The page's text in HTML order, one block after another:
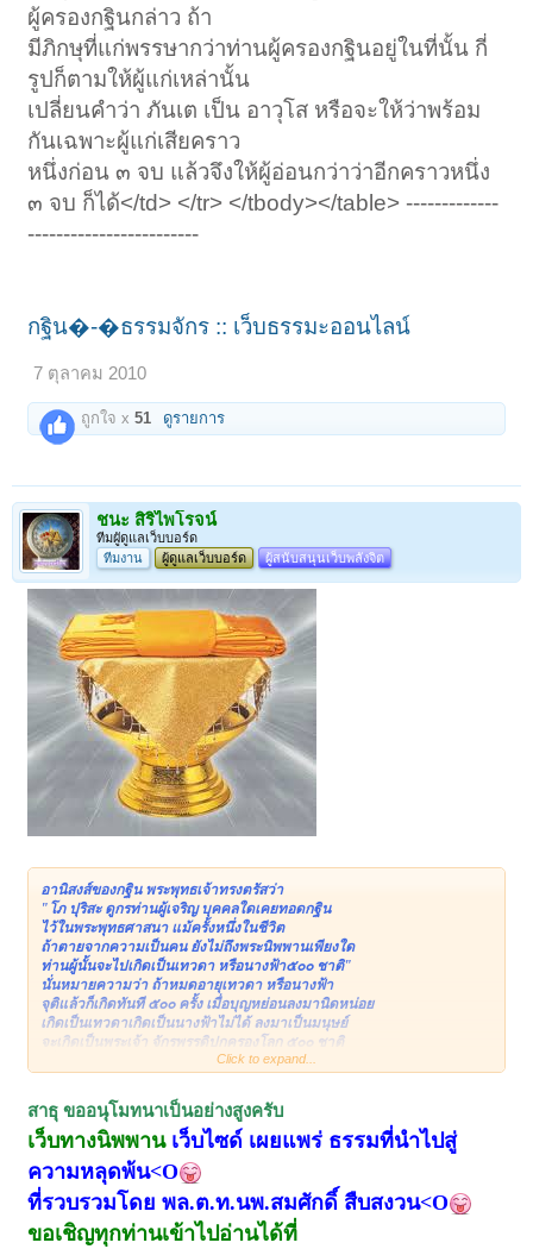
ผู้ครองกฐินกล่าว ถ้า
มีภิกษุที่แก่พรรษากว่าท่านผู้ครองกฐินอยู่ในที่นั้น กี่
รูปก็ตามให้ผู้แก่เหล่านั้น
เปลี่ยนคำว่า ภันเต เป็น อาวุโส หรือจะให้ว่าพร้อม
กันเฉพาะผู้แก่เสียคราว
หนึ่งก่อน ๓ จบ แล้วจึงให้ผู้อ่อนกว่าว่าอีกคราวหนึ่ง
๓ จบ ก็ได้</td> </tr> </tbody></table> -------------
------------------------
กฐิน�-�ธรรมจักร :: เว็บธรรมะออนไลน์
7 ตุลาคม 2010
ถูกใจ x51 ดูรายการ
ชนะ สิริไพโรจน์
ทีมผูัดูแลเว็บบอร์ด
ทีมงาน
ผู้ดูแลเว็บบอร์ด ผู้สนับสนุนเว็บพลังจิต
อานิสงส์ของกฐิน พระพุทธเจ้าทรงตรัสว่า
"โภ ปุริสะ ดูกรท่านผู้เจริญ บุคคลใดเคยทอดกฐิน
ไว้ในพระพุทธศาสนา แม้ครั้งหนึ่งในชีวิต
ถ้าตายจากความเป็นคน ยังไม่ถึงพระนิพพานเพียงใด
ท่านผู้นั้นจะไปเกิดเป็นเทวดา หรือนางฟ้า๕๐๐ ชาติ"
นั่นหมายความว่า ถ้าหมดอายุเทวดา หรือนางฟ้า
จุติแล้วก็เกิดทันที ๕๐๐ ครั้ง เมื่อบุญหย่อนลงมานิดหน่อย
เกิดเป็นเทวดาเกิดเป็นนางฟ้าไม่ได้ ลงมาเป็นมนุษย์
จะเกิดเป็นพระเจ้า จักรพรรดิปกครองโลก ๕๐๐ ชาติ
เมื่อเป็นพระเจ้าจักรพรรดิ๕๐๐ ชาติแล้ว บุญก็หย่อนลงมา
จะเป็นมหาเศรษฐี ๕๐๐ ชาติ เมื่อเป็นมหาเศรษฐี ๕๐๐ ชาติ
แล้วก็เป็นอนุเศรษฐี ๕๐๐ ชาติ หลังจากเป็นอนุเศรษฐี ๕๐๐ ชาติแล้ว
ก็เป็นคหบดี ๕๐๐ ชาติ(จากพระสูตรภาษาบาลี)
Click to expand...
สาธุ ขออนุโมทนาเป็นอย่างสูงครับ
เว็บทางนิพพาน เว็บไซด์ เผยแพร่ ธรรมที่นำไปสู่
ความหลุดพ้น<O
ที่รวบรวมโดย พล.ต.ท.นพ.สมศักดิ์ สืบสงวน<O
ขอเชิญทุกท่านเข้าไปอ่านได้ที่